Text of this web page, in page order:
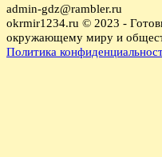
admin-gdz@rambler.ru
okrmir1234.ru © 2023 -
окружающему миру и
Политика